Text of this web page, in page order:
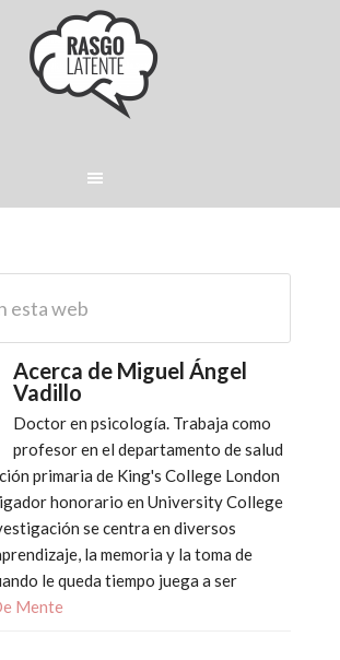
Acerca de Miguel Ángel
Vadillo
Doctor en psicología. Trabaja como
profesor en el departamento de salud
primaria de King's College London
honorario en University College
se centra en diversos
la memoria y la toma de
le queda tiempo juega a ser
Mente